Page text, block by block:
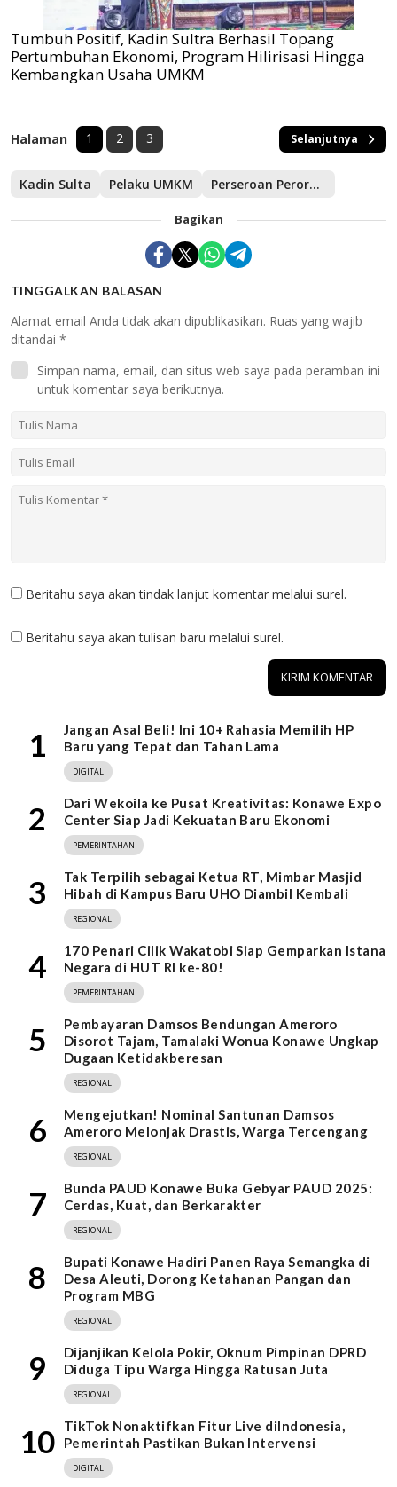
Tumbuh Positif, Kadin Sultra Berhasil Topang
Pertumbuhan Ekonomi, Program Hilirisasi Hingga
Kembangkan Usaha UMKM
Halaman 1 2 3 Selanjutnya
Kadin Sulta Pelaku UMKM Perseroan Perorangan
Bagikan
TINGGALKAN BALASAN
Alamat email Anda tidak akan dipublikasikan. Ruas yang wajib
ditandai *
Simpan nama, email, dan situs web saya pada peramban ini
untuk komentar saya berikutnya.
Beritahu saya akan tindak lanjut komentar melalui surel.
Beritahu saya akan tulisan baru melalui surel.
1
Jangan Asal Beli! Ini 10+ Rahasia Memilih HP
Baru yang Tepat dan Tahan Lama
DIGITAL
2
Dari Wekoila ke Pusat Kreativitas: Konawe Expo
Center Siap Jadi Kekuatan Baru Ekonomi
PEMERINTAHAN
3
Tak Terpilih sebagai Ketua RT, Mimbar Masjid
Hibah di Kampus Baru UHO Diambil Kembali
REGIONAL
4
170 Penari Cilik Wakatobi Siap Gemparkan Istana
Negara di HUT RI ke-80!
PEMERINTAHAN
5
Pembayaran Damsos Bendungan Ameroro
Disorot Tajam, Tamalaki Wonua Konawe Ungkap
Dugaan Ketidakberesan
REGIONAL
6
Mengejutkan! Nominal Santunan Damsos
Ameroro Melonjak Drastis, Warga Tercengang
REGIONAL
7
Bunda PAUD Konawe Buka Gebyar PAUD 2025:
Cerdas, Kuat, dan Berkarakter
REGIONAL
8
Bupati Konawe Hadiri Panen Raya Semangka di
Desa Aleuti, Dorong Ketahanan Pangan dan
Program MBG
REGIONAL
9
Dijanjikan Kelola Pokir, Oknum Pimpinan DPRD
Diduga Tipu Warga Hingga Ratusan Juta
REGIONAL
10
TikTok Nonaktifkan Fitur Live diIndonesia,
Pemerintah Pastikan Bukan Intervensi
DIGITAL